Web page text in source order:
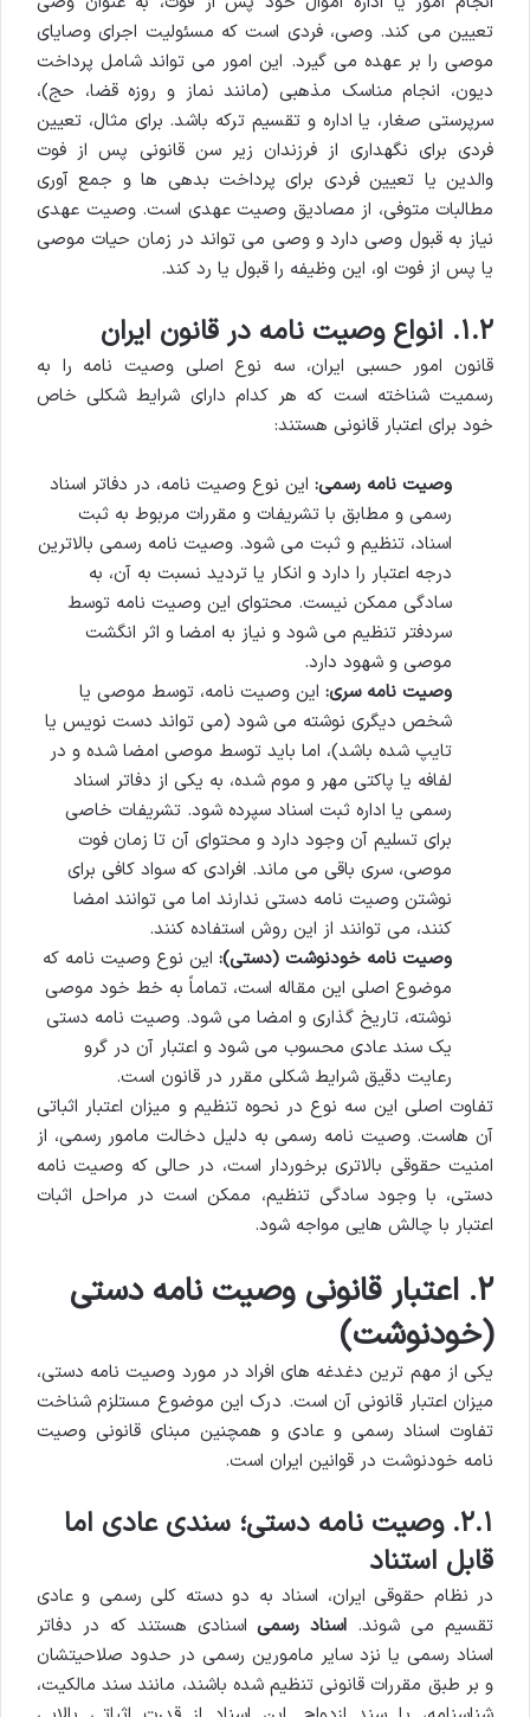
تعیین می کند. وصی، فردی است که مسئولیت اجرای وصایای
موصی را بر عهده می گیرد. این امور می تواند شامل پرداخت
دیون، انجام مناسک مذهبی (مانند نماز و روزه قضا، حج)،
سرپرستی صغار، یا اداره و تقسیم ترکه باشد. برای مثال، تعیین
فردی برای نگهداری از فرزندان زیر سن قانونی پس از فوت
والدین یا تعیین فردی برای پرداخت بدهی ها و جمع آوری
مطالبات متوفی، از مصادیق وصیت عهدی است. وصیت عهدی
نیاز به قبول وصی دارد و وصی می تواند در زمان حیات موصی
یا پس از فوت او، این وظیفه را قبول یا رد کند.
۱.۲. انواع وصیت نامه در قانون ایران
قانون امور حسبی ایران، سه نوع اصلی وصیت نامه را به
رسمیت شناخته است که هر کدام دارای شرایط شکلی خاص
خود برای اعتبار قانونی هستند:
وصیت نامه رسمی: این نوع وصیت نامه، در دفاتر اسناد
رسمی و مطابق با تشریفات و مقررات مربوط به ثبت
اسناد، تنظیم و ثبت می شود. وصیت نامه رسمی بالاترین
درجه اعتبار را دارد و انکار یا تردید نسبت به آن، به
سادگی ممکن نیست. محتوای این وصیت نامه توسط
سردفتر تنظیم می شود و نیاز به امضا و اثر انگشت
موصی و شهود دارد.
وصیت نامه سری: این وصیت نامه، توسط موصی یا
شخص دیگری نوشته می شود (می تواند دست نویس یا
تایپ شده باشد)، اما باید توسط موصی امضا شده و در
لفافه یا پاکتی مهر و موم شده، به یکی از دفاتر اسناد
رسمی یا اداره ثبت اسناد سپرده شود. تشریفات خاصی
برای تسلیم آن وجود دارد و محتوای آن تا زمان فوت
موصی، سری باقی می ماند. افرادی که سواد کافی برای
نوشتن وصیت نامه دستی ندارند اما می توانند امضا
کنند، می توانند از این روش استفاده کنند.
وصیت نامه خودنوشت (دستی): این نوع وصیت نامه که
موضوع اصلی این مقاله است، تماماً به خط خود موصی
نوشته، تاریخ گذاری و امضا می شود. وصیت نامه دستی
یک سند عادی محسوب می شود و اعتبار آن در گرو
رعایت دقیق شرایط شکلی مقرر در قانون است.
تفاوت اصلی این سه نوع در نحوه تنظیم و میزان اعتبار اثباتی
آن هاست. وصیت نامه رسمی به دلیل دخالت مامور رسمی، از
امنیت حقوقی بالاتری برخوردار است، در حالی که وصیت نامه
دستی، با وجود سادگی تنظیم، ممکن است در مراحل اثبات
اعتبار با چالش هایی مواجه شود.
۲. اعتبار قانونی وصیت نامه دستی
(خودنوشت)
یکی از مهم ترین دغدغه های افراد در مورد وصیت نامه دستی،
میزان اعتبار قانونی آن است. درک این موضوع مستلزم شناخت
تفاوت اسناد رسمی و عادی و همچنین مبنای قانونی وصیت
نامه خودنوشت در قوانین ایران است.
۲.۱. وصیت نامه دستی؛ سندی عادی اما
قابل استناد
در نظام حقوقی ایران، اسناد به دو دسته کلی رسمی و عادی
تقسیم می شوند. اسناد رسمیاسنادی هستند که در دفاتر
اسناد رسمی یا نزد سایر مامورین رسمی در حدود صلاحیتشان
و بر طبق مقررات قانونی تنظیم شده باشند، مانند سند مالکیت،